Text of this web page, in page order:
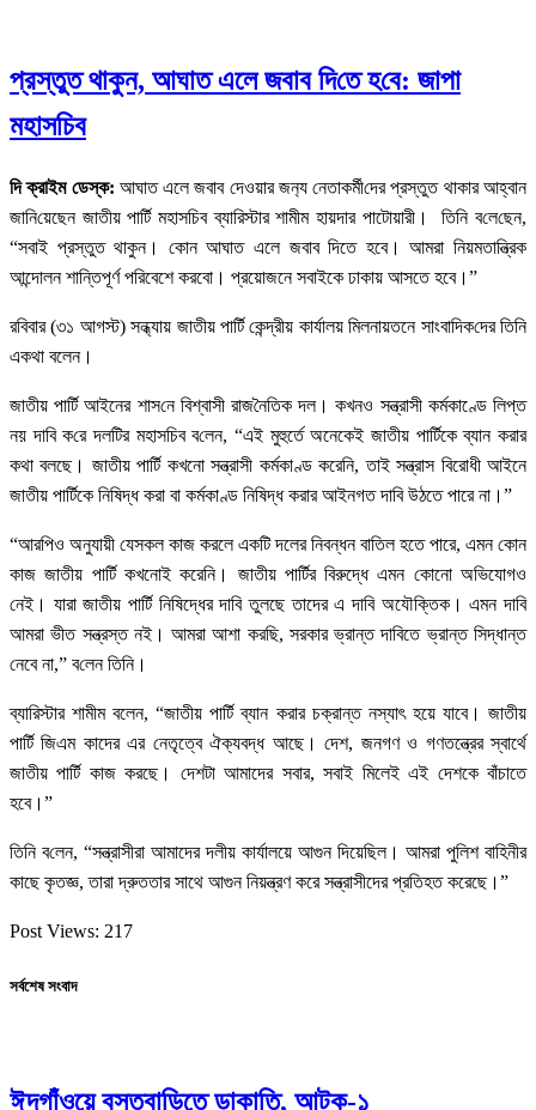
প্রস্তুত থাকুন, আঘাত এলে জবাব দি‌তে হ‌বে: জাপা
মহাসচিব
দি ক্রাইম ডেস্ক: আঘাত এলে জবাব দেওয়ার জন‌্য নেতাকর্মী‌দের প্রস্তুত থাকার আহ্বান
জা‌নি‌য়েছেন জাতীয় পার্টি মহাসচিব ব্যারিস্টার শামীম হায়দার পাটোয়ারী। তি‌নি ব‌লে‌ছেন,
“সবাই প্রস্তুত থাকুন। কোন আঘাত এলে জবাব দিতে হবে। আমরা নিয়মতান্ত্রিক
আন্দোলন শান্তিপূর্ণ পরিবেশে করবো। প্রয়োজনে সবাইকে ঢাকায় আসতে হবে।”
রবিবার (৩১ আগস্ট) সন্ধ্যায় জাতীয় পার্টি কেন্দ্রীয় কার্যালয় মিলনায়তনে সাংবা‌দিক‌দের তিনি
একথা বলেন।
জাতীয় পা‌র্টি আইনের শাস‌নে বিশ্বাসী রাজ‌নৈ‌তিক দল। কখনও সন্ত্রাসী কর্মকাণ্ডে লিপ্ত
নয় দা‌বি ক‌রে দল‌টির মহাস‌চিব ব‌লেন, “এই মুহুর্তে অনেকেই জাতীয় পার্টিকে ব্যান করার
কথা বলছে। জাতীয় পার্টি কখনো সন্ত্রাসী কর্মকাণ্ড করেনি, তাই সন্ত্রাস বিরোধী আইনে
জাতীয় পার্টিকে নিষিদ্ধ করা বা কর্মকাণ্ড নিষিদ্ধ করার আইনগত দাবি উঠতে পারে না।”
“আরপিও অনুযায়ী যেসকল কাজ করলে একটি দলের নিবন্ধন বাতিল হতে পারে, এমন কোন
কাজ জাতীয় পার্টি কখনোই করেনি। জাতীয় পার্টির বিরুদ্ধে এমন কোনো অভিযোগও
নেই। যারা জাতীয় পার্টি নিষিদ্ধের দাবি তুলছে তাদের এ দাবি অযৌক্তিক। এমন দাবি
আমরা ভীত সন্ত্রস্ত নই। আমরা আশা করছি, সরকার ভ্রান্ত দাবিতে ভ্রান্ত সিদ্ধান্ত
নেবে না,” ব‌লেন তি‌নি।
ব্যারিস্টার শামীম বলেন, “জাতীয় পার্টি ব্যান করার চক্রান্ত নস্যাৎ হয়ে যাবে। জাতীয়
পার্টি জিএম কাদের এর নেতৃত্বে ঐক্যবদ্ধ আছে। দেশ, জনগণ ও গণতন্ত্রের স্বার্থে
জাতীয় পার্টি কাজ করছে। দেশটা আমাদের সবার, সবাই মিলেই এই দেশকে বাঁচাতে
হবে।”
তি‌নি ব‌লেন, “সন্ত্রাসীরা আমাদের দলীয় কার্যালয়ে আগুন দিয়েছিল। আমরা পুলিশ বাহিনীর
কাছে কৃতজ্ঞ, তারা দ্রুততার সাথে আগুন নিয়ন্ত্রণ করে সন্ত্রাসীদের প্রতিহত করেছে।”
Post Views: 217
সর্বশেষ সংবাদ
ঈদগাঁওয়ে বসতবাড়িতে ডাকাতি, আটক-১